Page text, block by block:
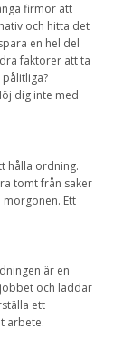
firmor att
och hitta det
en hel del
faktorer att ta
dig inte med
hålla ordning.
tomt från saker
Ett
är en
och laddar
ett
arbete.